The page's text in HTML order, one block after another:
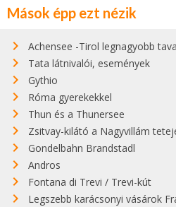
Mások épp ezt nézik
Achensee -Tirol legnagyobb tava
Tata látnivalói, események
Gythio
Róma gyerekekkel
Thun és a Thunersee
Zsitvay-kilátó a Nagyvillám
Gondelbahn Brandstadl
Andros
Fontana di Trevi / Trevi-kút
Legszebb karácsonyi vásárok